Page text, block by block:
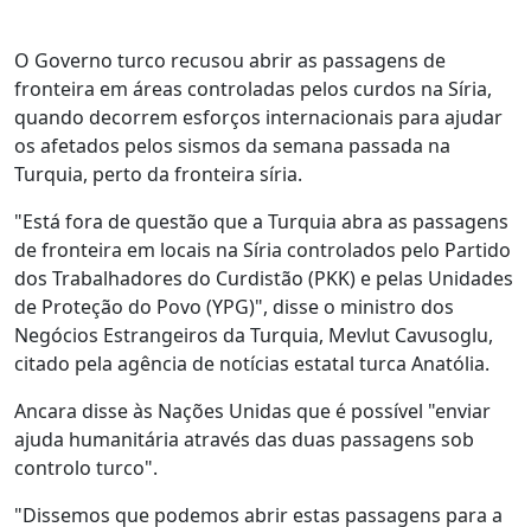
O Governo turco recusou abrir as passagens de
fronteira em áreas controladas pelos curdos na Síria,
quando decorrem esforços internacionais para ajudar
os afetados pelos sismos da semana passada na
Turquia, perto da fronteira síria.
"Está fora de questão que a Turquia abra as passagens
de fronteira em locais na Síria controlados pelo Partido
dos Trabalhadores do Curdistão (PKK) e pelas Unidades
de Proteção do Povo (YPG)", disse o ministro dos
Negócios Estrangeiros da Turquia, Mevlut Cavusoglu,
citado pela agência de notícias estatal turca Anatólia.
Ancara disse às Nações Unidas que é possível "enviar
ajuda humanitária através das duas passagens sob
controlo turco".
"Dissemos que podemos abrir estas passagens para a